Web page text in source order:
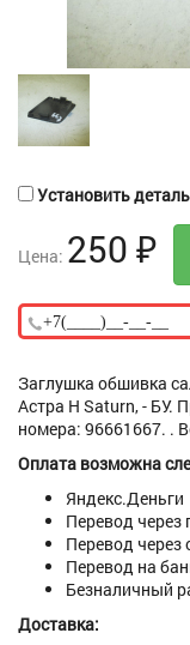
Установить
Цена: 250 ₽
Заглушка обшивка
Астра H Saturn, - БУ.
номера: 96661667. .
Оплата возможна
Яндекс.Деньги
Перевод через
Перевод через
Перевод на
Безналичный
Доставка: